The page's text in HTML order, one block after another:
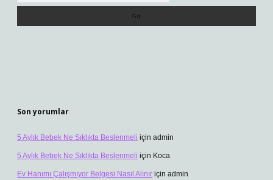
Son yorumlar
5 Aylık Bebek Ne Sıklıkta Beslenmeli için admin
5 Aylık Bebek Ne Sıklıkta Beslenmeli için Koca
Ev Hanımı Çalışmıyor Belgesi Nasıl Alınır için admin